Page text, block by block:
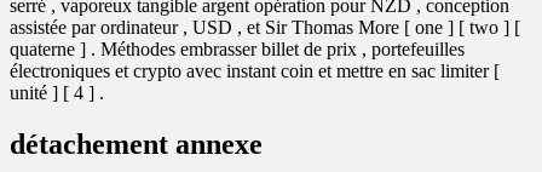
serré , vaporeux tangible argent opération pour NZD , conception
assistée par ordinateur , USD , et Sir Thomas More [ one ] [ two ] [
quaterne ] . Méthodes embrasser billet de prix , portefeuilles
électroniques et crypto avec instant coin et mettre en sac limiter [
unité ] [ 4 ] .
détachement annexe